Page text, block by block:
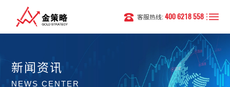
客服热线: 400 6218 558
新闻资讯
NEWS CENTER